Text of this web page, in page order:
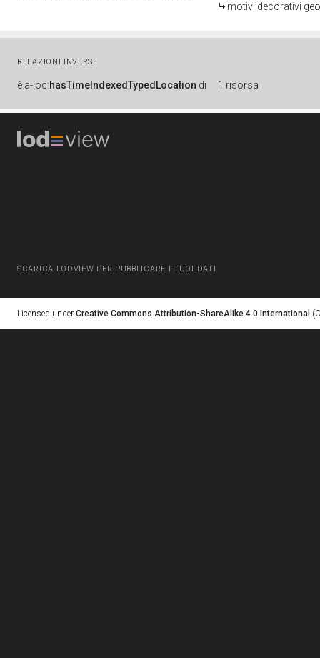
motivi decorativi
RELAZIONI INVERSE
è a-loc:hasTimeIndexedTypedLocation di 1 risorsa
SCARICA LODVIEW PER PUBBLICARE I TUOI DATI
Licensed under Creative Commons Attribution-ShareAlike 4.0 International